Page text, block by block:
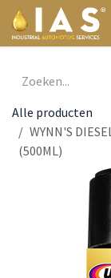
Overslaan naar
Alle producten
WYNN'S
(500ML)